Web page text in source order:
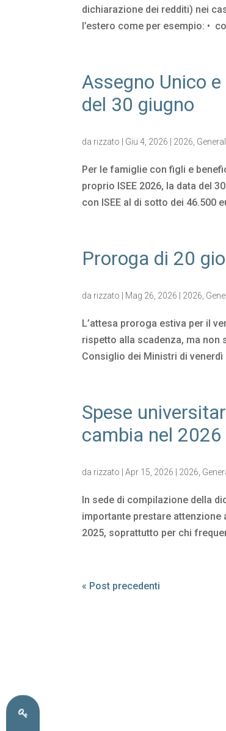
dichiarazione dei redditi) nei
l’estero come per esempio: •
Assegno Unico
del 30 giugno
da rizzato Giu 4, 2026 2026
Per le famiglie con figli e
proprio ISEE 2026, la data del
con ISEE al di sotto dei 46.500
Proroga di 20
da rizzato Mag 26, 2026 2026
L’attesa proroga estiva per il
rispetto alla scadenza, ma non
Consiglio dei Ministri di venerdì
Spese
cambia nel 2026
da rizzato |Apr 15, 2026 2026
In sede di compilazione della
importante prestare attenzione
2025, soprattutto per chi
« Post precedenti